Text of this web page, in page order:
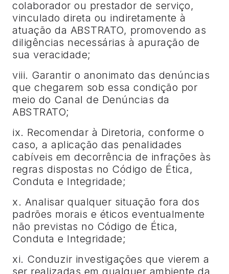
colaborador ou prestador de serviço,
vinculado direta ou indiretamente à
atuação da ABSTRATO, promovendo as
diligências necessárias à apuração de
sua veracidade;
viii. Garantir o anonimato das denúncias
que chegarem sob essa condição por
meio do Canal de Denúncias da
ABSTRATO;
ix. Recomendar à Diretoria, conforme o
caso, a aplicação das penalidades
cabíveis em decorrência de infrações às
regras dispostas no Código de Ética,
Conduta e Integridade;
x. Analisar qualquer situação fora dos
padrões morais e éticos eventualmente
não previstas no Código de Ética,
Conduta e Integridade;
xi. Conduzir investigações que vierem a
ser realizadas em qualquer ambiente da